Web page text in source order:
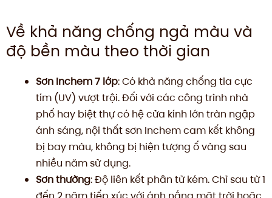
Về khả năng chống ngả màu và
độ bền màu theo thời gian
Sơn Inchem 7 lớp: Có khả năng chống tia cực
tím (UV) vượt trội. Đối với các công trình nhà
phố hay biệt thự có hệ cửa kính lớn tràn ngập
ánh sáng, nội thất sơn Inchem cam kết không
bị bay màu, không bị hiện tượng ố vàng sau
nhiều năm sử dụng.
Sơn thường: Độ liên kết phân tử kém. Chỉ sau từ 1